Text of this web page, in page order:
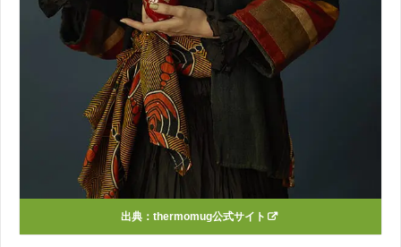
出典：thermomug公式サイト